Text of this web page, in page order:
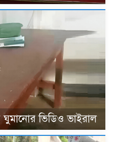
ঘুমানোর ভিডিও ভাইরাল